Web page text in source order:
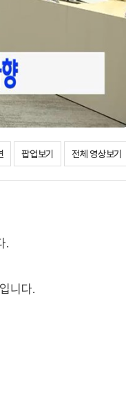
팝업보기 전체 영상보기
.
니다.